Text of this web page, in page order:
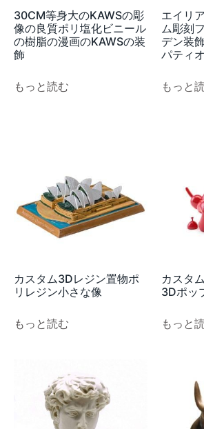
30CM等身大のKAWSの彫
像の良質ポリ塩化ビニール
の樹脂の漫画のKAWSの装
飾
もっと読む
エイリ
ム彫刻
デン装
パティ
もっと
カスタム3Dレジン置物ポ
リレジン小さな像
もっと読む
カスタ
3Dポッ
もっと